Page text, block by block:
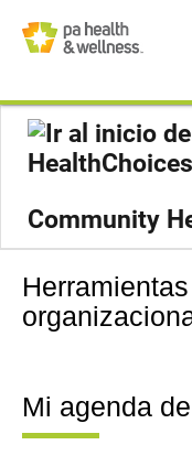
Community
Herramientas
Mi agenda